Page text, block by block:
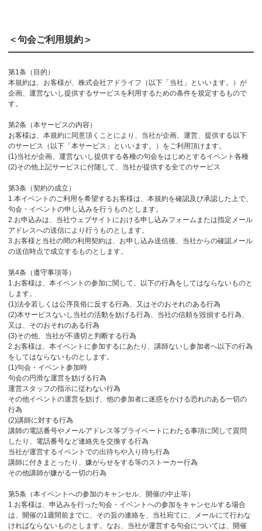
＜句会ご利用規約＞
第1条（目的）
本規約は、お客様が、株式会社アドライフ（以下「当社」といいます。）が
企画、運営ないし提供するサービスを利用するための条件を規定するもので
す。
第2条（本サービスの内容）
お客様は、本規約に同意頂くことにより、当社が企画、運営、提供する以下
のサービス（以下「本サービス」といいます。）をご利用頂けます。
(1)当社が企画、運営ないし提供する各種の句会をはじめとするイベント各種
(2)その他上記サービスに付随して、当社が提供する全てのサービス
第3条（契約の成立）
1.本イベントのご利用を希望するお客様は、本規約を確認及び承認した上で、
句会・イベントの申し込みを行うものとします。
2.お申込みは、当社ウェブサイトにおける申し込みフォームまたは指定メール
アドレスへの送信により行うものとします。
3.お客様と当社の間の利用契約は、お申し込み送信後、当社からの確認メール
の送信時点で成立するものとします。
第4条（遵守事項等）
1.お客様は、本イベントの参加に関して、以下の行為をしてはならないものと
します。
(1)法令若しくは公序良俗に反する行為、又はそのおそれのある行為
(2)本サービスないし当社の活動を妨げる行為、当社の信頼を毀損する行為、
又は、そのおそれのある行為
(3)その他、当社が不適切と判断する行為
2.お客様は、本イベントに参加するにあたり、講師ないし参加者へ以下の行為
をしてはならないものとします。
(1)句会・イベント参加時
句会の円滑な運営を妨げる行為
運営スタッフの指示に従わない行為
その他イベントの運営を妨げ、他の参加者に迷惑をかける恐れのある一切の
行為
(2)講師に対する行為
講師の電話番号やメールアドレス等プライベートにわたる事項に関して質問
したり、電話番号など連絡先を交換する行為
当社が運営するイベントでの出待ちや入り待ち行為
講師に付きまとったり、嫌がらせをする等のストーカー行為
その他講師が嫌がる一切の行為
第5条（本イベントへの参加のキャンセル、開催の中止等）
1.お客様は、申込みを行った句会・イベントへの参加をキャンセルする場合
は、開催の1週間前までに、その旨の連絡を、当社宛てに、メールにて行わな
ければならないものとします。なお、当社が運営する句会については、開催